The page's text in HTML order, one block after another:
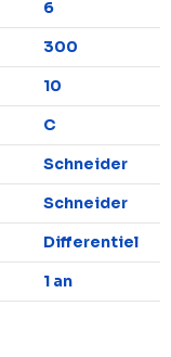
6
300
10
C
Schneider
Schneider
Differentiel
1 an